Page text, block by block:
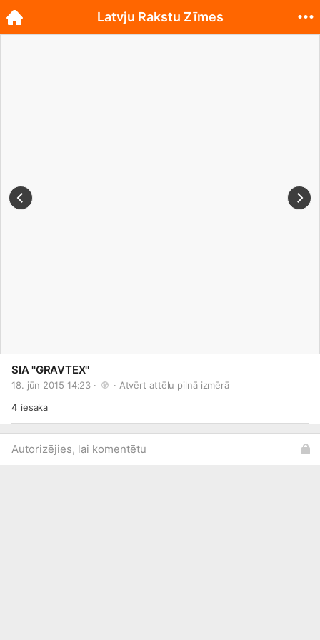
SIA ''GRAVTEX''
18. jūn 2015 14:23 · · Atvērt attēlu pilnā izmērā
4 iesaka
Autorizējies, lai komentētu
Latvju Rakstu Zīmes